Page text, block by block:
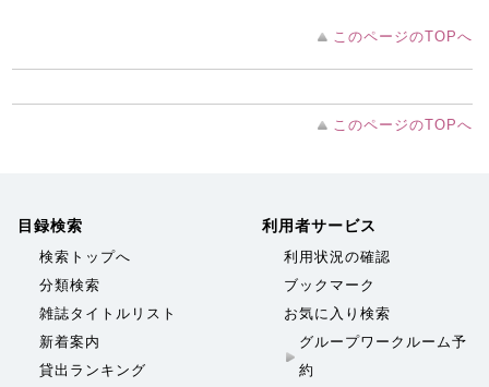
このページのTOPへ
このページのTOPへ
目録検索
検索トップへ
分類検索
雑誌タイトルリスト
新着案内
貸出ランキング
利用者サービス
利用状況の確認
ブックマーク
お気に入り検索
グループワークルーム予
約